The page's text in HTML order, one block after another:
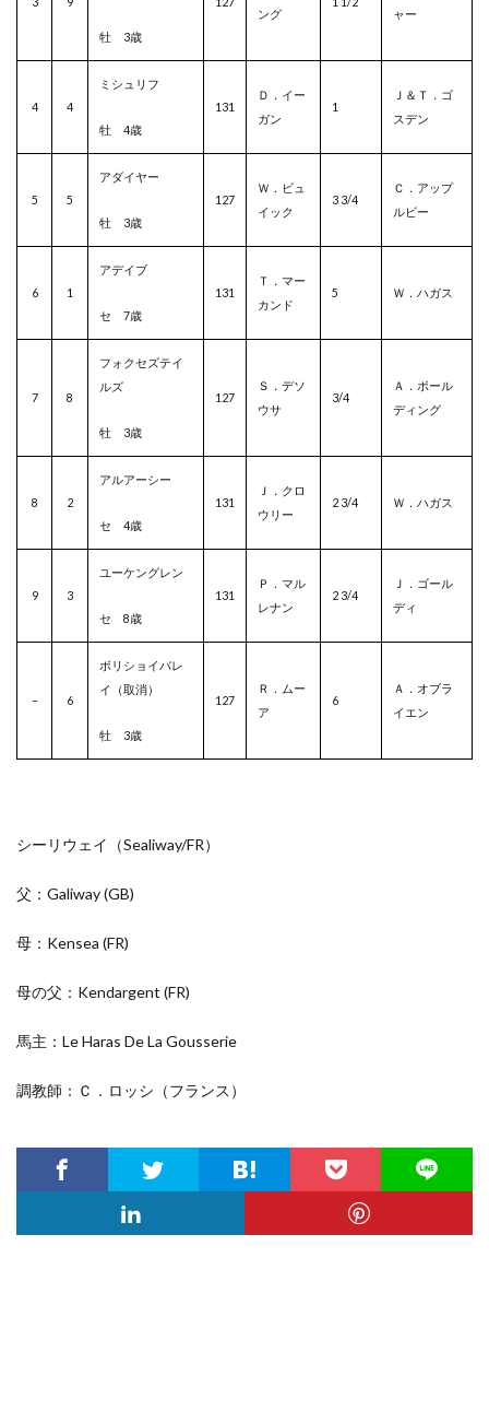
牡 3歳
ング
ャー
4 4
ミシュリフ
牡 4歳
131
Ｄ．イー
ガン
1
Ｊ＆Ｔ．ゴ
スデン
5 5
アダイヤー
牡 3歳
127
Ｗ．ビュ
イック
3 3/4
Ｃ．アップ
ルビー
6 1
アデイブ
セ 7歳
131
Ｔ．マー
カンド
5 Ｗ．ハガス
7 8
フォクセズテイ
ルズ
牡 3歳
127
Ｓ．デソ
ウサ
3/4
Ａ．ボール
ディング
8 2
アルアーシー
セ 4歳
131
Ｊ．クロ
ウリー
2 3/4 Ｗ．ハガス
9 3
ユーケングレン
セ 8歳
131
Ｐ．マル
レナン
2 3/4
Ｊ．ゴール
ディ
– 6
ボリショイバレ
イ（取消）
牡 3歳
127
Ｒ．ムー
ア
6
Ａ．オブラ
イエン
シーリウェイ（Sealiway/FR）
父：Galiway(GB)
母：Kensea (FR)
母の父：Kendargent (FR)
馬主：Le Haras De La Gousserie
調教師：Ｃ．ロッシ（フランス）